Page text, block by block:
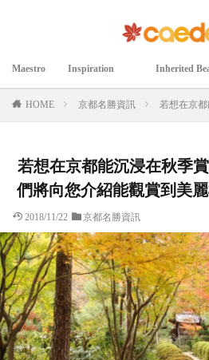
Maestro
マエストロ
Inspiration
インスピレーション
Inherited
継承された美
HOME 京都名勝資訊 若想在京
若想在京都能沉浸在秋季
們將向您介紹能觀賞到美
2018/11/22 京都名勝資訊